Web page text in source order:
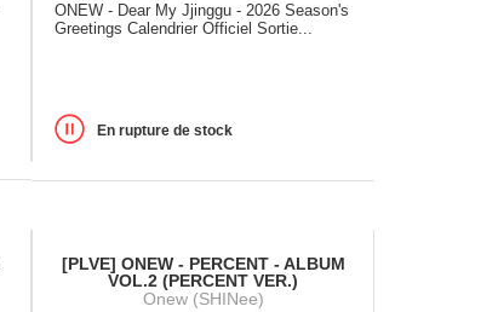
ONEW - Dear My Jjinggu - 2026 Season's
Greetings Calendrier Officiel Sortie...
En rupture de stock
[PLVE] ONEW - PERCENT - ALBUM
VOL.2 (PERCENT VER.)
Onew (SHINee)